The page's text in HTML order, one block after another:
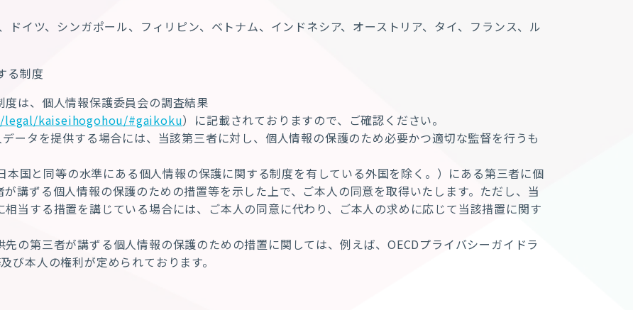
ドイツ、シンガポール、フィリピン、ベトナム、インドネシア、オーストリア、タイ、フランス、ル
る制度
は、個人情報保護委員会の調査結果
kaiseihogohou/#gaikoku）に記載されておりますので、ご確認ください。
ータを提供する場合には、当該第三者に対し、個人情報の保護のため必要かつ適切な監督を行うも
本国と同等の水準にある個人情報の保護に関する制度を有している外国を除く。）にある第三者に個
講ずる個人情報の保護のための措置等を示した上で、ご本人の同意を取得いたします。ただし、当
当する措置を講じている場合には、ご本人の同意に代わり、ご本人の求めに応じて当該措置に関す
の第三者が講ずる個人情報の保護のための措置に関しては、例えば、 OECDプライバシーガイドラ
び本人の権利が定められております。